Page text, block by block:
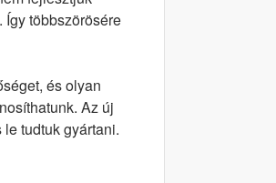
Így többszörösére
és olyan
Az új
tudtuk gyártani.